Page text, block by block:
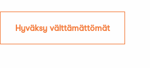
Hyväksy välttämättömät
asiantuntija